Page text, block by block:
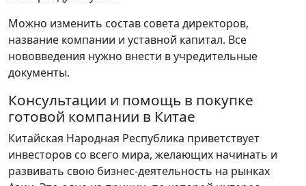
Можно изменить состав совета директоров,
название компании и уставной капитал. Все
нововведения нужно внести в учредительные
документы.
Консультации и помощь в покупке
готовой компании в Китае
Китайская Народная Республика приветствует
инвесторов со всего мира, желающих начинать и
развивать свою бизнес-деятельность на рынках